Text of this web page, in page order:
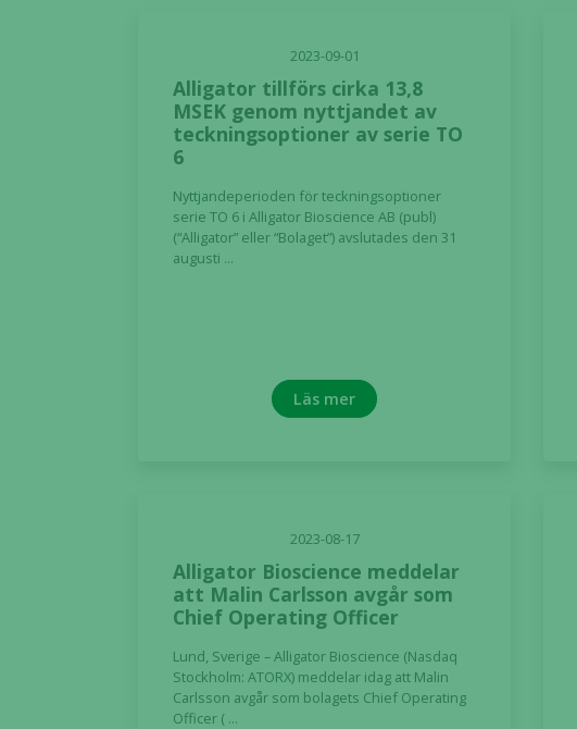
2023-09-01
Alligator tillförs cirka 13,8
MSEK genom nyttjandet av
teckningsoptioner av serie TO
6
Nyttjandeperioden för teckningsoptioner
serie TO 6 i Alligator Bioscience AB (publ)
(“Alligator” eller “Bolaget”) avslutades den 31
augusti ...
Läs mer
2023-08-17
Alligator Bioscience meddelar
att Malin Carlsson avgår som
Chief Operating Officer
Lund, Sverige – Alligator Bioscience (Nasdaq
Stockholm: ATORX) meddelar idag att Malin
Carlsson avgår som bolagets Chief Operating
Officer ( ...